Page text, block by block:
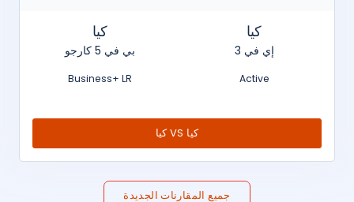
كيا
إي في 3
Active
كيا
بي في 5 كارجو
Business+ LR
كيا VS كيا
جميع المقارنات الجديدة